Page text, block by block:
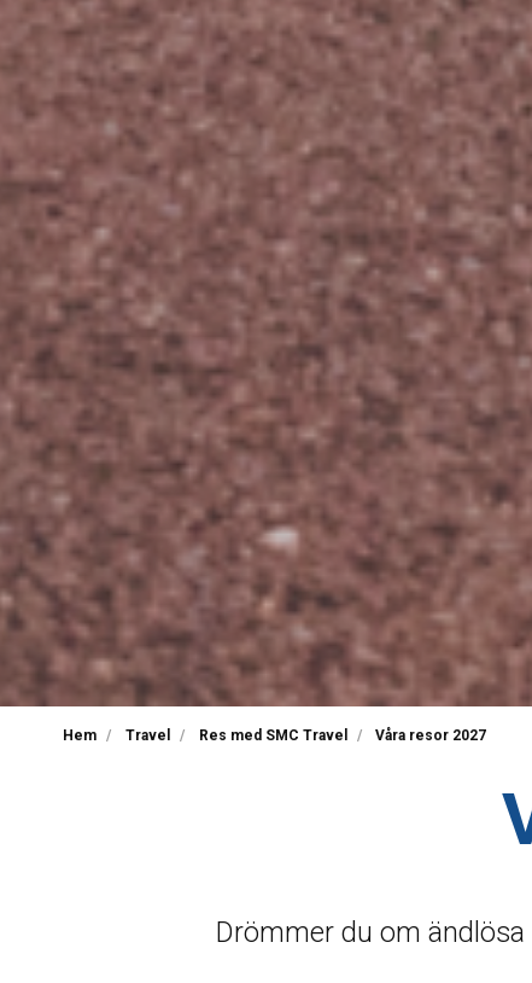
Hem Travel Res med SMC Travel Våra resor 2027
Drömmer du om